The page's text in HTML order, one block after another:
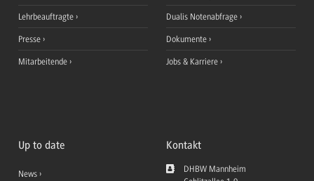
Lehrbeauftragte
Presse
Mitarbeitende
Dualis Notenabfrage
Dokumente
Jobs & Karriere
Up to date
News
Kontakt
DHBW Mannheim